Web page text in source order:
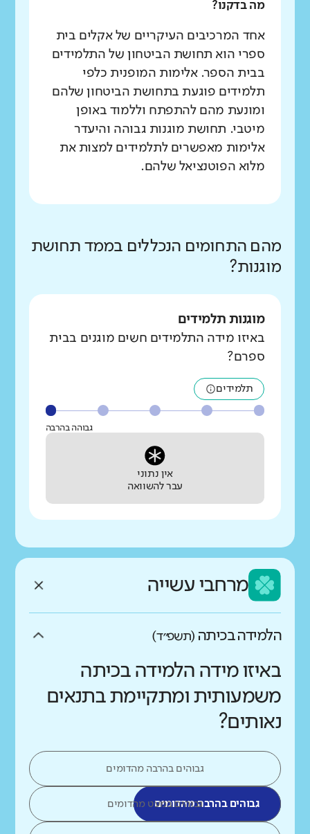
מה בדקנו?
אחד המרכיבים העיקריים של אקלים בית
ספרי הוא תחושת הביטחון של התלמידים
בבית הספר. אלימות המופנית כלפי
תלמידים פוגעת בתחושת הביטחון שלהם
ומונעת מהם להתפתח וללמוד באופן
מיטבי. תחושת מוגנות גבוהה והיעדר
אלימות מאפשרים לתלמידים למצות את
מלוא הפוטנציאל שלהם.
מהם התחומים הנכללים בממד תחושת
מוגנות?
מוגנות תלמידים
באיזו מידה התלמידים חשים מוגנים בבית
ספרם?
תלמידים
גבוהה בהרבה
אין נתוני
עבר להשוואה
מרחבי עשייה
הלמידה בכיתה (תשפ״ד)
באיזו מידה הלמידה בכיתה
משמעותית ומתקיימת בתנאים
נאותים?
גבוהים בהרבה מהדומים
גבוהים בהרבה מהדומיםגבוהים במעט מהדומים